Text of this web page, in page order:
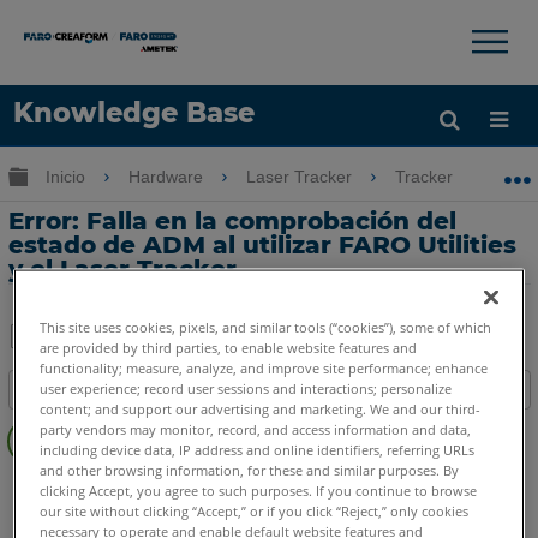
Knowledge Base
Idioma
×
Expandir/contraer jerarquía global
Inicio Hardware Laser Tracker Tracker
Error: Falla en la comprobación del
estado de ADM al utilizar FARO Utilities
y el Laser Tracker
Guardar
como
PDF
Compartir
Índice
Sin
encabezados
Laser Tracker Si X Xi
Laser Tracker ION Vantage
This site uses cookies, pixels, and similar tools (“cookies”), some of which
are provided by third parties, to enable website features and
functionality; measure, analyze, and improve site performance; enhance
user experience; record user sessions and interactions; personalize
content; and support our advertising and marketing. We and our third-
party vendors may monitor, record, and access information and data,
including device data, IP address and online identifiers, referring URLs
and other browsing information, for these and similar purposes. By
clicking Accept, you agree to such purposes. If you continue to browse
our site without clicking “Accept,” or if you click “Reject,” only cookies
necessary to operate and enable default website features and